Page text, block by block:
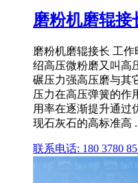
磨粉机磨辊接
磨粉机磨辊接长 工
绍高压微粉磨又叫高
碾压力强高压磨与其
压力在高压弹簧的作
用率在逐渐提升通过
现石灰石的高标准高 .
联系电话: 180 3780